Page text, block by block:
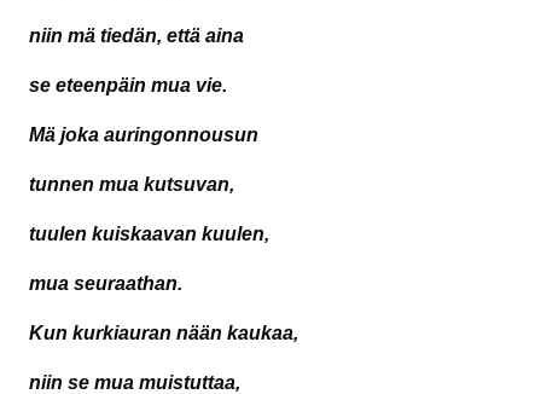
niin mä tiedän, että aina
se eteenpäin mua vie.
Mä joka auringonnousun
tunnen mua kutsuvan,
tuulen kuiskaavan kuulen,
mua seuraathan.
Kun kurkiauran nään kaukaa,
niin se mua muistuttaa,